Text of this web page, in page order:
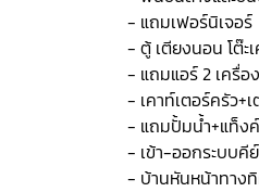
- แถมเฟอร์นิเจอร์
- ตู้ เตียงนอน โต๊ะ
- แถมแอร์ 2 เครื่อง
- เคาท์เตอร์ครัว+
- แถมปั้มน้ำ+แท็ง
- เข้า-ออกระบบคี
- บ้านหันหน้าทาง